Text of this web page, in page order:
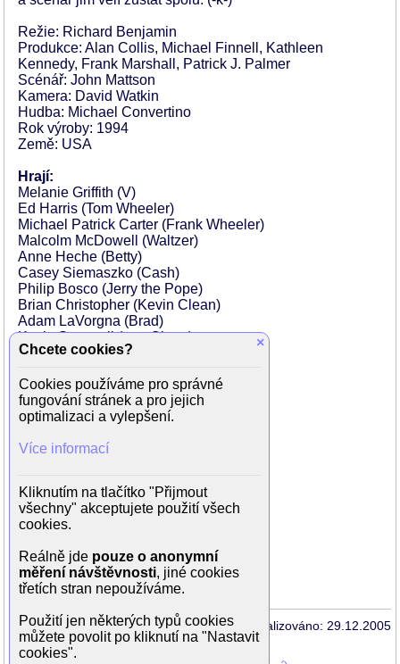
Režie: Richard Benjamin
Produkce: Alan Collis, Michael Finnell, Kathleen
Kennedy, Frank Marshall, Patrick J. Palmer
Scénář: John Mattson
Kamera: David Watkin
Hudba: Michael Convertino
Rok výroby: 1994
Země: USA
Hrají:
Melanie Griffith (V)
Ed Harris (Tom Wheeler)
Michael Patrick Carter (Frank Wheeler)
Malcolm McDowell (Waltzer)
Anne Heche (Betty)
Casey Siemaszko (Cash)
Philip Bosco (Jerry the Pope)
Brian Christopher (Kevin Clean)
Adam LaVorgna (Brad)
Kevin Scannell (pan Clean)
Jessica Wesson (Stacey)
Margaret Nagle (paní Fetchová)
Kati Powell (slečna Cleanová)
Tom Coop (Hollyin bratr)
Andrea Afanador (člen Gaggle)
Ann Baker (Checker in Grocery Store)
Matt Behan (malé dítě)
Michael Conn (otec malého dítěte)
Anni Fitzpatrick (obchodnice)
Roger Grooms (obchodník)
Aktualizováno: 29.12.2005
×
Chcete cookies?
Cookies používáme pro správné
fungování stránek a pro jejich
optimalizaci a vylepšení.
Více informací
Kliknutím na tlačítko "Přijmout
všechny" akceptujete použití všech
cookies.
Reálně jde pouze o anonymní
měření návštěvnosti, jiné cookies
třetích stran nepoužíváme.
Použití jen některých typů cookies
můžete povolit po kliknutí na "Nastavit
cookies".